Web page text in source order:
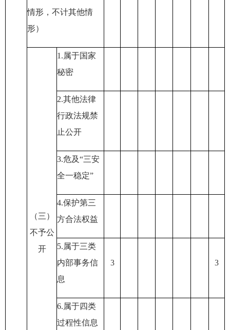
情形，不计其他情
形）
（三）
不予公
开
1.属于国家
秘密
2.其他法律
行政法规禁
止公开
3.危及“三安
全一稳定”
4.保护第三
方合法权益
5.属于三类
内部事务信
息
3 3
6.属于四类
过程性信息